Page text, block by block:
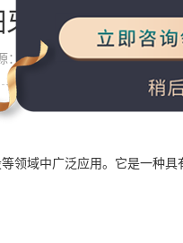
：万千紧固件
域中广泛应用。它是一种具